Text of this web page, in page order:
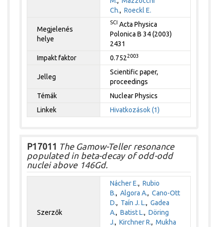
Ch.,Roeckl E.
Megjelenés
helye
SCI Acta Physica
Polonica B 34 (2003)
2431
Impakt faktor
0.7522003
Jelleg
Scientific paper,
proceedings
Témák
Nuclear Physics
Linkek
Hivatkozások (1)
P17011 The Gamow-Teller resonance
populated in beta-decay of odd-odd
nuclei above 146Gd.
Szerzők
Nácher E.,Rubio
B.,Algora A.,Cano-Ott
D., Taín J. L.,Gadea
A.,Batist L.,Döring
J.,Kirchner R.,Mukha